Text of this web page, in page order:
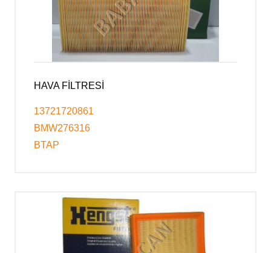
HAVA FİLTRESİ
13721720861
BMW276316
BTAP